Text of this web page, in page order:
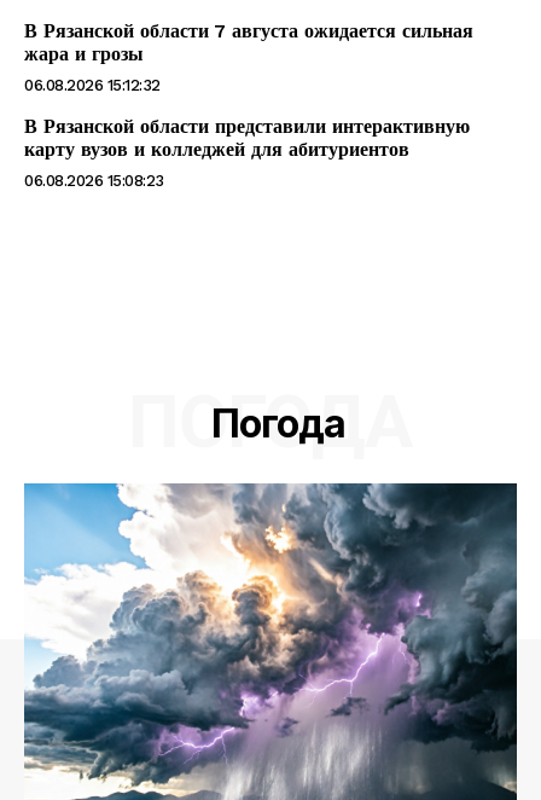
В Рязанской области 7 августа ожидается сильная
жара и грозы
06.08.2026 15:12:32
В Рязанской области представили интерактивную
карту вузов и колледжей для абитуриентов
06.08.2026 15:08:23
Погода
ПОГОДА